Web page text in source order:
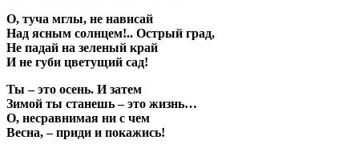
О, туча мглы, не нависай
Над ясным солнцем!.. Острый град,
Не падай на зеленый край
И не губи цветущий сад!
Ты – это осень. И затем
Зимой ты станешь – это жизнь…
О, несравнимая ни с чем
Весна, – приди и покажись!